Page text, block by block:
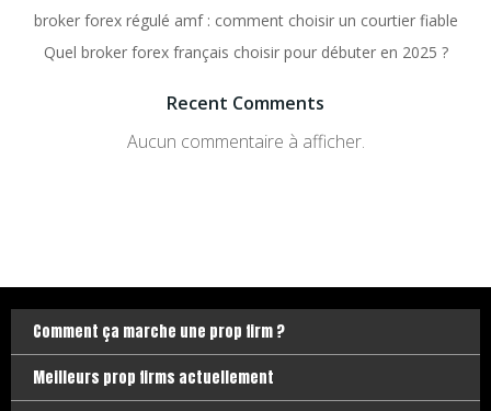
broker forex régulé amf : comment choisir un courtier fiable
Quel broker forex français choisir pour débuter en 2025 ?
Recent Comments
Aucun commentaire à afficher.
Comment ça marche une prop firm ?
Meilleurs prop firms actuellement